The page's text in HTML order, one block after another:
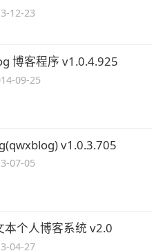
12-23
博客程序 v1.0.4.925
09-25
v1.0.3.705
07-05
本个人博客系统 v2.0
04-27